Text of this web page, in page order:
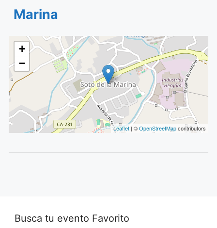
Marina
+
−
Leaflet| ©OpenStreetMapcontributors
Busca tu evento Favorito